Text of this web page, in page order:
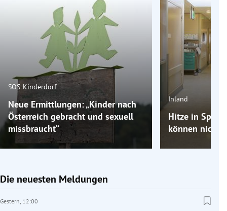
SOS-Kinderdorf
Neue Ermittlungen: „Kinder nach
Österreich gebracht und sexuell
missbraucht“
Inland
Hitze in
können nicht
Die neuesten Meldungen
Gestern, 12:00